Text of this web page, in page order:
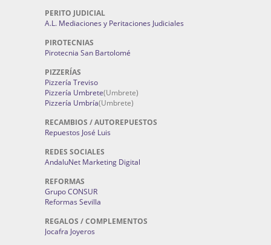
PERITO JUDICIAL
A.L. Mediaciones y Peritaciones Judiciales
PIROTECNIAS
Pirotecnia San Bartolomé
PIZZERÍAS
Pizzería Treviso
Pizzería Umbrete(Umbrete)
Pizzería Umbría(Umbrete)
RECAMBIOS / AUTOREPUESTOS
Repuestos José Luis
REDES SOCIALES
AndaluNet Marketing Digital
REFORMAS
Grupo CONSUR
Reformas Sevilla
REGALOS / COMPLEMENTOS
Jocafra Joyeros